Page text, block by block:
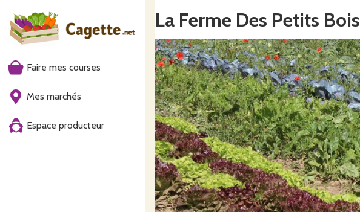
Faire mes courses
Mes marchés
Espace producteur
La Ferme Des Petits Bois